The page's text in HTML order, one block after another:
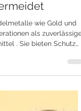
Fehler,
Investieren
machen – und
wie Gold und